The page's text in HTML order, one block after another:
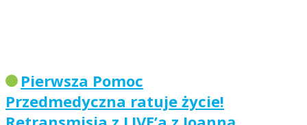
Pierwsza Pomoc
Przedmedyczna ratuje życie!